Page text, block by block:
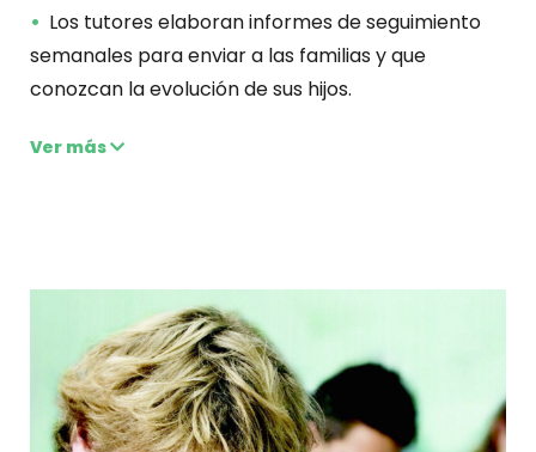
Los tutores elaboran informes de seguimiento
semanales para enviar a las familias y que
conozcan la evolución de sus hijos.
Ver más